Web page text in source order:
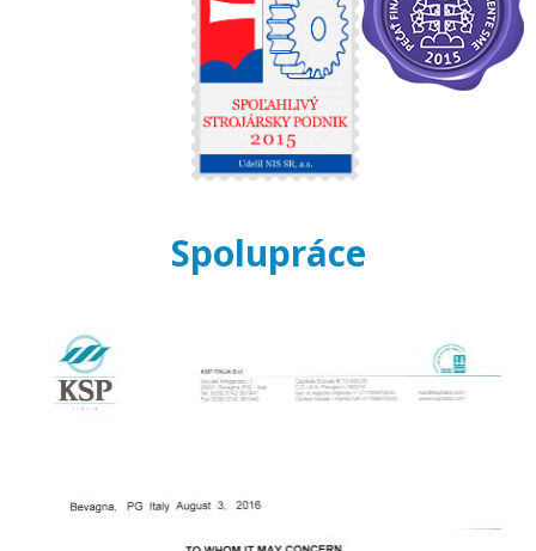
Spolupráce